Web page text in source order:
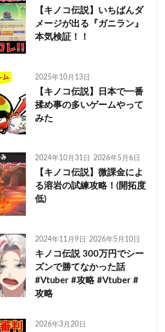
【キノコ伝説】いちばんダ
メージが出る『ガニラン』
本気検証！！
2025年10月13日
【キノコ伝説】日本で一番
揉め事の多いゲームやって
みた
2024年10月31日 2026年5月6日
【キノコ伝説】微課金によ
る溶岩の試練攻略！(開拓度
低)
2024年11月9日 2026年5月10日
キノコ伝説 300万円でシー
ズンで勝てなかった話
#Vtuber #攻略 #Vtuber #
攻略
2026年3月20日